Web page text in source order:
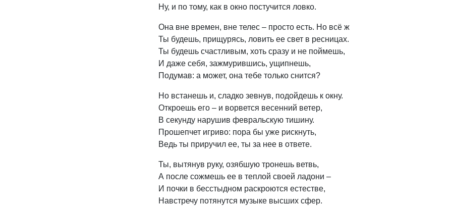
Ну, и по тому, как в окно постучится ловко.
Она вне времен, вне телес – просто есть. Но всё ж
Ты будешь, прищурясь, ловить ее свет в ресницах.
Ты будешь счастливым, хоть сразу и не поймешь,
И даже себя, зажмурившись, ущипнешь,
Подумав: а может, она тебе только снится?
Но встанешь и, сладко зевнув, подойдешь к окну.
Откроешь его – и ворвется весенний ветер,
В секунду нарушив февральскую тишину.
Прошепчет игриво: пора бы уже рискнуть,
Ведь ты приручил ее, ты за нее в ответе.
Ты, вытянув руку, озябшую тронешь ветвь,
А после сожмешь ее в теплой своей ладони –
И почки в бесстыдном раскроются естестве,
Навстречу потянутся музыке высших сфер.